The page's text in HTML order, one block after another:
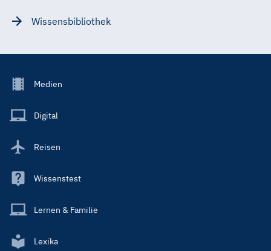
Wissensbibliothek
Footer
Main
Medien
Digital
Reisen
Wissenstest
Lernen & Familie
Lexika